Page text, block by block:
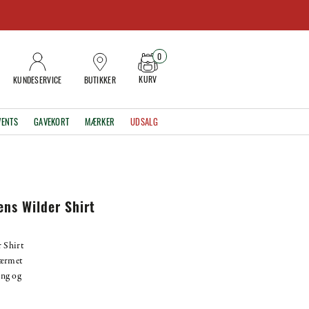
KUNDESERVICE BUTIKKER KURV
0
GAVEKORT MÆRKER UDSALG
Wilder Shirt
Shirt
og